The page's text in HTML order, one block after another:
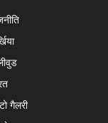
गैलरी